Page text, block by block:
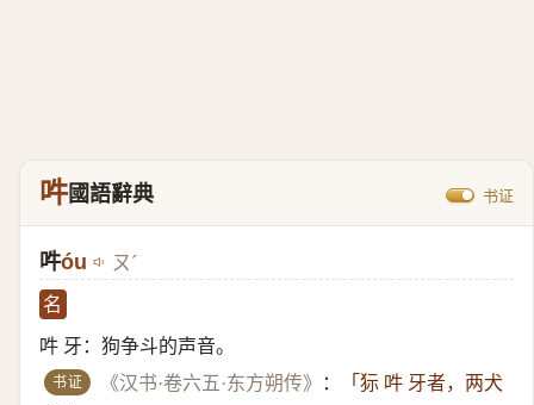
吽國語辭典 书证
吽óu ㄡˊ
名
吽 牙：狗争斗的声音。
书证 《汉书·卷六五·东方朔传》 ：
「狋 吽 牙者，两犬